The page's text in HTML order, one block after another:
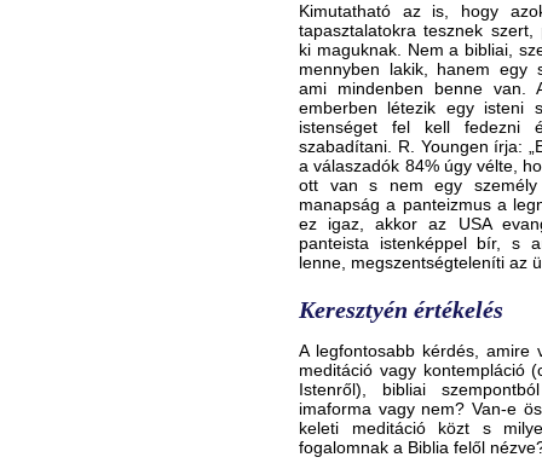
Kimutatható az is, hogy
tapasztalatokra tesznek
ki maguknak. Nem a bibliai,
mennyben lakik, hanem egy
ami mindenben benne van.
emberben létezik egy isteni
istenséget fel kell
szabadítani. R. Youngen írja:
a válaszadók 84% úgy vélte,
ott van s nem egy
manapság a panteizmus a
ez igaz, akkor az USA
panteista istenképpel bír, s
lenne, megszentségteleníti az
Keresztyén értékelés
A legfontosabb kérdés, amire
meditáció vagy kontempláció
Istenről), bibliai
imaforma vagy nem? Van-e
keleti meditáció közt s
fogalomnak a Biblia felől